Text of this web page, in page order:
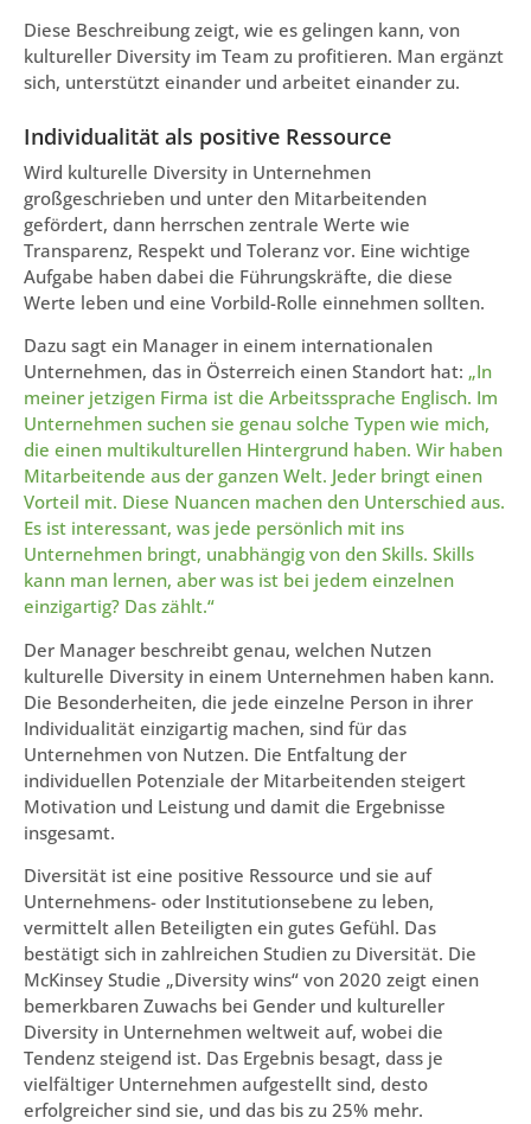
Diese Beschreibung zeigt, wie es gelingen kann, von
kultureller Diversity im Team zu profitieren. Man ergänzt
sich, unterstützt einander und arbeitet einander zu.
Individualität als positive Ressource
Wird kulturelle Diversity in Unternehmen
großgeschrieben und unter den Mitarbeitenden
gefördert, dann herrschen zentrale Werte wie
Transparenz, Respekt und Toleranz vor. Eine wichtige
Aufgabe haben dabei die Führungskräfte, die diese
Werte leben und eine Vorbild-Rolle einnehmen sollten.
Dazu sagt ein Manager in einem internationalen
Unternehmen, das in Österreich einen Standort hat: „In
meiner jetzigen Firma ist die Arbeitssprache Englisch. Im
Unternehmen suchen sie genau solche Typen wie mich,
die einen multikulturellen Hintergrund haben. Wir haben
Mitarbeitende aus der ganzen Welt. Jeder bringt einen
Vorteil mit. Diese Nuancen machen den Unterschied aus.
Es ist interessant, was jede persönlich mit ins
Unternehmen bringt, unabhängig von den Skills. Skills
kann man lernen, aber was ist bei jedem einzelnen
einzigartig? Das zählt.“
Der Manager beschreibt genau, welchen Nutzen
kulturelle Diversity in einem Unternehmen haben kann.
Die Besonderheiten, die jede einzelne Person in ihrer
Individualität einzigartig machen, sind für das
Unternehmen von Nutzen. Die Entfaltung der
individuellen Potenziale der Mitarbeitenden steigert
Motivation und Leistung und damit die Ergebnisse
insgesamt.
Diversität ist eine positive Ressource und sie auf
Unternehmens- oder Institutionsebene zu leben,
vermittelt allen Beteiligten ein gutes Gefühl. Das
bestätigt sich in zahlreichen Studien zu Diversität. Die
McKinsey Studie „Diversity wins“ von 2020 zeigt einen
bemerkbaren Zuwachs bei Gender und kultureller
Diversity in Unternehmen weltweit auf, wobei die
Tendenz steigend ist. Das Ergebnis besagt, dass je
vielfältiger Unternehmen aufgestellt sind, desto
erfolgreicher sind sie, und das bis zu 25% mehr.